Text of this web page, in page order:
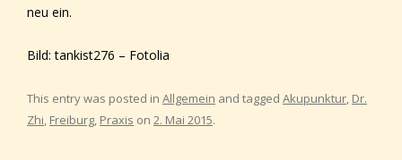
neu ein.
Bild: tankist276 – Fotolia
This entry was posted in Allgemein and tagged Akupunktur, Dr.
Zhi, Freiburg, Praxis on 2. Mai 2015.